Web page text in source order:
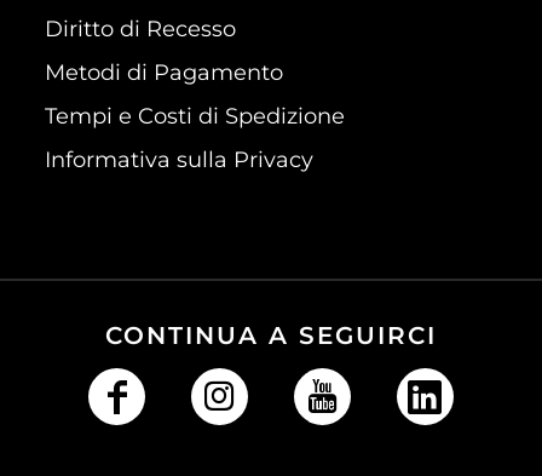
Diritto di Recesso
Metodi di Pagamento
Tempi e Costi di Spedizione
Informativa sulla Privacy
CONTINUA A SEGUIRCI